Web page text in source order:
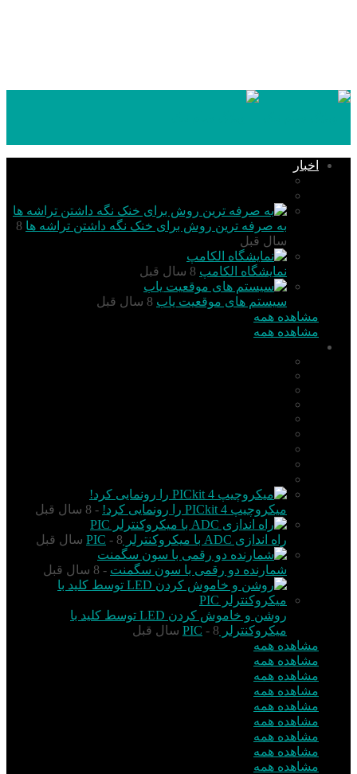
اخبار
به صرفه ترین روش برای خنک نگه داشتن تراشه ها 8
سال قبل
نمایشگاه الکامپ
سیستم های موقعیت یاب
مشاهده همه
مشاهده همه
میکروچیپ PICkit 4 را رونمایی کرد! - 8 سال قبل
راه اندازی ADC با میکروکنترلر PIC - 8 سال قبل
شمارنده دو رقمی با سون سگمنت - 8 سال قبل
روشن و خاموش کردن LED توسط کلید با
میکروکنترلر PIC - 8 سال قبل
مشاهده همه
مشاهده همه
مشاهده همه
مشاهده همه
مشاهده همه
مشاهده همه
مشاهده همه
مشاهده همه
مشاهده همه